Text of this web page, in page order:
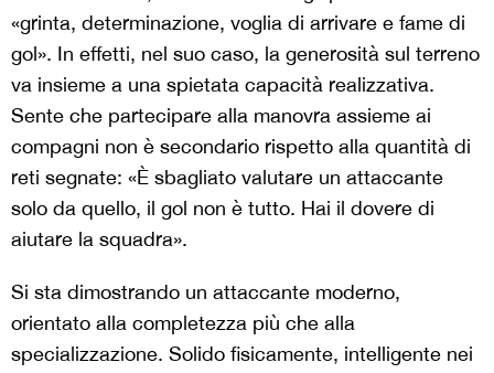
«grinta, determinazione, voglia di arrivare e fame di
gol». In effetti, nel suo caso, la generosità sul terreno
va insieme a una spietata capacità realizzativa.
Sente che partecipare alla manovra assieme ai
compagni non è secondario rispetto alla quantità di
reti segnate: «È sbagliato valutare un attaccante
solo da quello, il gol non è tutto. Hai il dovere di
aiutare la squadra».
Si sta dimostrando un attaccante moderno,
orientato alla completezza più che alla
specializzazione. Solido fisicamente, intelligente nei